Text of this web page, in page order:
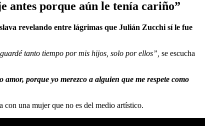
antes porque aún le tenía cariño”
revelando entre lágrimas que Julián Zucchi sí le fue
tanto tiempo por mis hijos, solo por ellos”, se escucha
porque yo merezco a alguien que me respete como
una mujer que no es del medio artístico.